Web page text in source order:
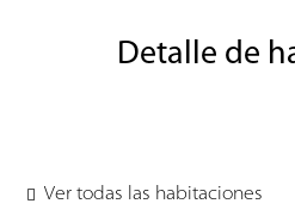
Detalle de
Ver todas las habitaciones